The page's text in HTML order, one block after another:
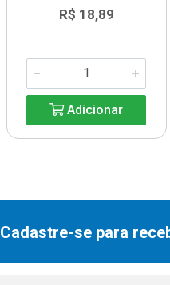
R$ 18,89
Adicionar
Cadastre-se para